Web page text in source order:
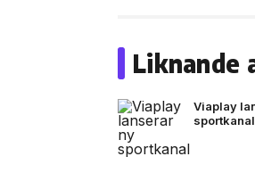
Liknande
Viaplay
sportkanal